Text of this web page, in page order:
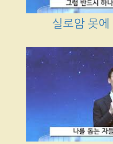
실로암 못에